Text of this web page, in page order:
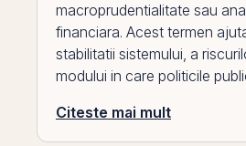
macroprudentialitate sau
financiara. Acest termen
stabilitatii sistemului, a
modului in care politicile
Citeste mai mult